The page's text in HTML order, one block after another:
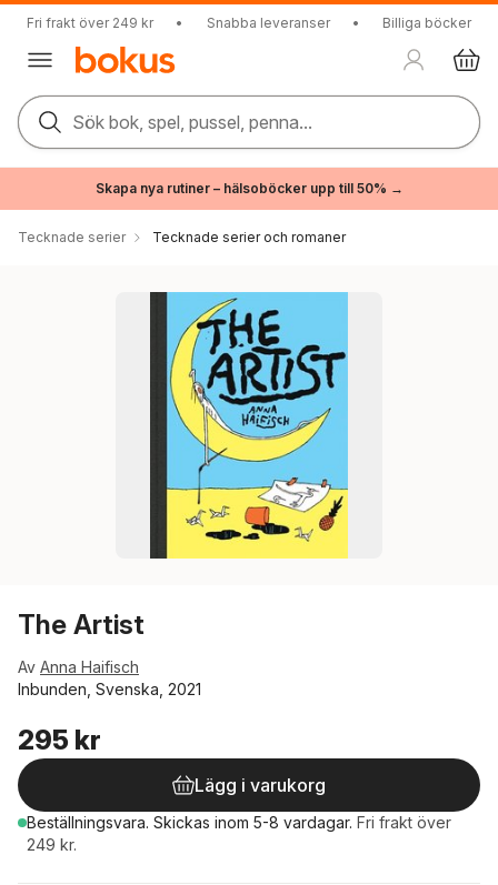
Fri frakt över 249 kr • Snabba leveranser • Billiga böcker
Sök bok, spel, pussel, penna...
Skapa nya rutiner – hälsoböcker upp till 50% →
Tecknade serier Tecknade serier och romaner
The Artist
Av Anna Haifisch
Inbunden, Svenska, 2021
295 kr
Lägg i varukorg
Beställningsvara. Skickas inom 5-8 vardagar. Fri frakt över
249 kr.